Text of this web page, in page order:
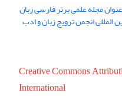
مجله علمی برتر فارسی زبان
بین المللی انجمن ترویج زبان و ادب
Creative Commons
International